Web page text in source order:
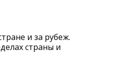
и за рубеж.
страны и